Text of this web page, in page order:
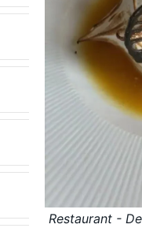
Restaurant -